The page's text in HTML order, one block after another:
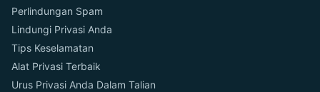
Perlindungan Spam
Lindungi Privasi Anda
Tips Keselamatan
Alat Privasi Terbaik
Urus Privasi Anda Dalam Talian